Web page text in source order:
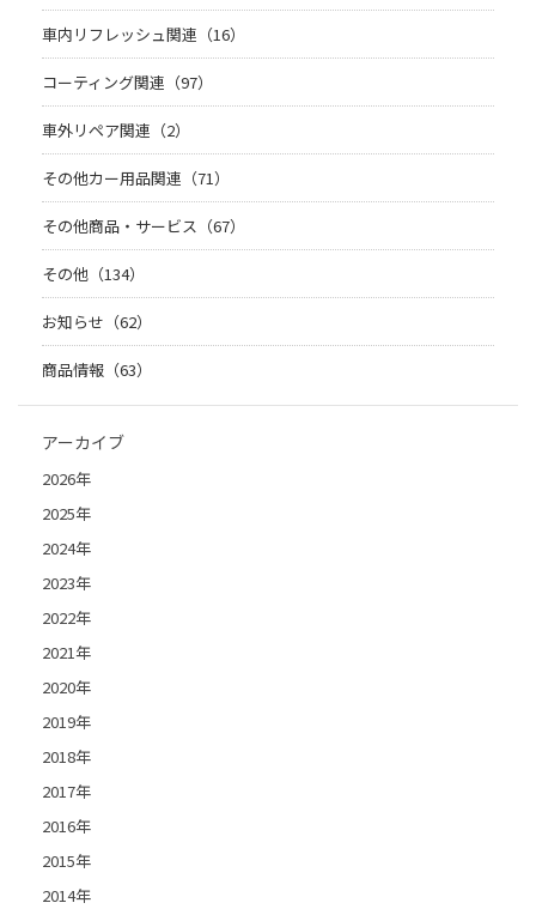
車内リフレッシュ関連（16）
コーティング関連（97）
車外リペア関連（2）
その他カー用品関連（71）
その他商品・サービス（67）
その他（134）
お知らせ（62）
商品情報（63）
アーカイブ
2026年
2025年
2024年
2023年
2022年
2021年
2020年
2019年
2018年
2017年
2016年
2015年
2014年